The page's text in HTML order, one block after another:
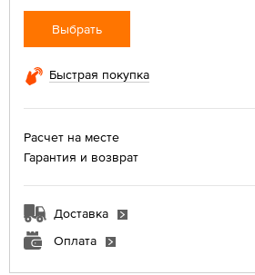
Выбрать
Быстрая покупка
Расчет на месте
Гарантия и возврат
Доставка
Оплата